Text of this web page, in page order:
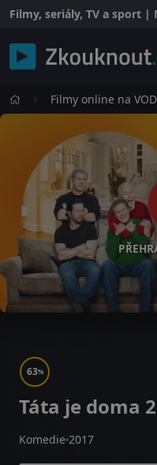
Filmy, seriály, TV a sport |
Filmy online na VOD
63%
Táta je doma 2
Komedie 2017